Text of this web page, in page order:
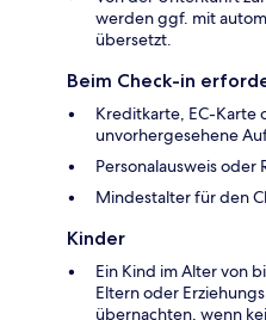
werden ggf. mit
übersetzt.
Beim Check-in
Kreditkarte, EC-Karte
unvorhergesehene
Personalausweis oder
Mindestalter für den
Kinder
Ein Kind im Alter von
Eltern oder
übernachten, wenn